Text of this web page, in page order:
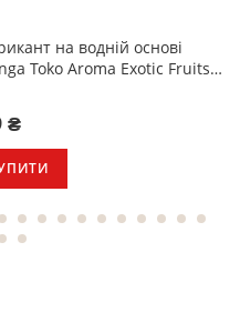
на водній основі
Toko Aroma Exotic Fruits
₴